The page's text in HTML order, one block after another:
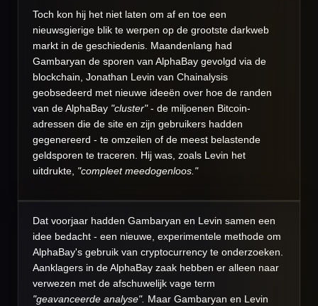
Toch kon hij het niet laten om af en toe een
nieuwsgierige blik te werpen op de grootste darkweb
markt in de geschiedenis. Maandenlang had
Gambaryan de sporen van AlphaBay gevolgd via de
blockchain, Jonathan Levin van Chainalysis
geobsedeerd met nieuwe ideeën over hoe de randen
van de AlphaBay "cluster"- de miljoenen Bitcoin-
adressen die de site en zijn gebruikers hadden
gegenereerd - te omzeilen of de meest belastende
geldsporen te traceren. Hij was, zoals Levin het
uitdrukte, "compleet meedogenloos."
Dat voorjaar hadden Gambaryan en Levin samen een
idee bedacht - een nieuwe, experimentele methode om
AlphaBay's gebruik van cryptocurrency te onderzoeken.
Aanklagers in de AlphaBay zaak hebben er alleen naar
verwezen met de afschuwelijk vage term
"geavanceerde analyse". Maar Gambaryan en Levin